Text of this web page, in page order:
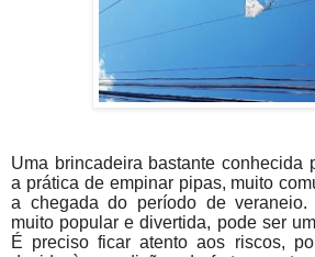
Uma brincadeira bastante conhecida
a prática de empinar pipas, muito
a chegada do período de
muito popular e divertida, pode ser
É preciso ficar atento aos riscos,